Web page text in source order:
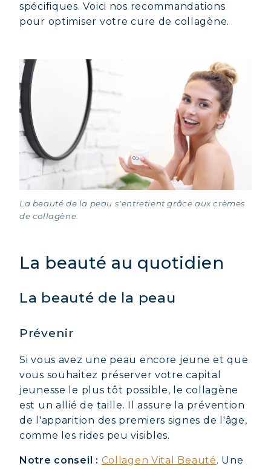
spécifiques. Voici nos recommandations
pour optimiser votre cure de collagène.
La beauté de la peau s'entretient grâce aux crèmes
de collagène.
La beauté au quotidien
La beauté de la peau
Prévenir
Si vous avez une peau encore jeune et que
vous souhaitez préserver votre capital
jeunesse le plus tôt possible, le collagène
est un allié de taille. Il assure la prévention
de l'apparition des premiers signes de l'âge,
comme les rides peu visibles.
Notre conseil : Collagen Vital Beauté. Une